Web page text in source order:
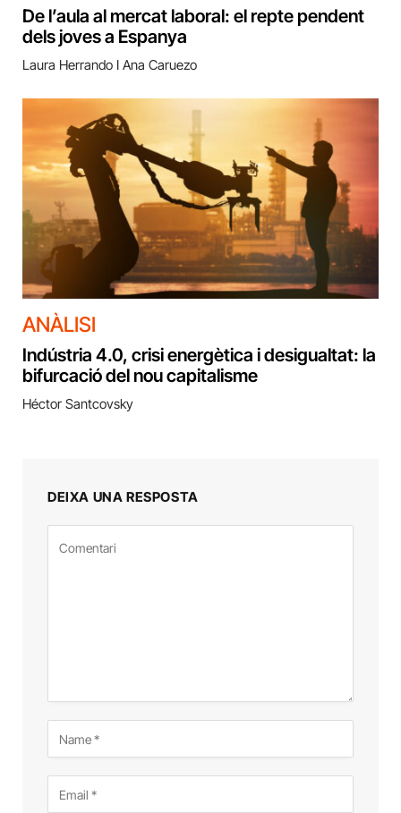
De l’aula al mercat laboral: el repte pendent
dels joves a Espanya
Laura Herrando I Ana Caruezo
ANÀLISI
Indústria 4.0, crisi energètica i desigualtat: la
bifurcació del nou capitalisme
Héctor Santcovsky
DEIXA UNA RESPOSTA